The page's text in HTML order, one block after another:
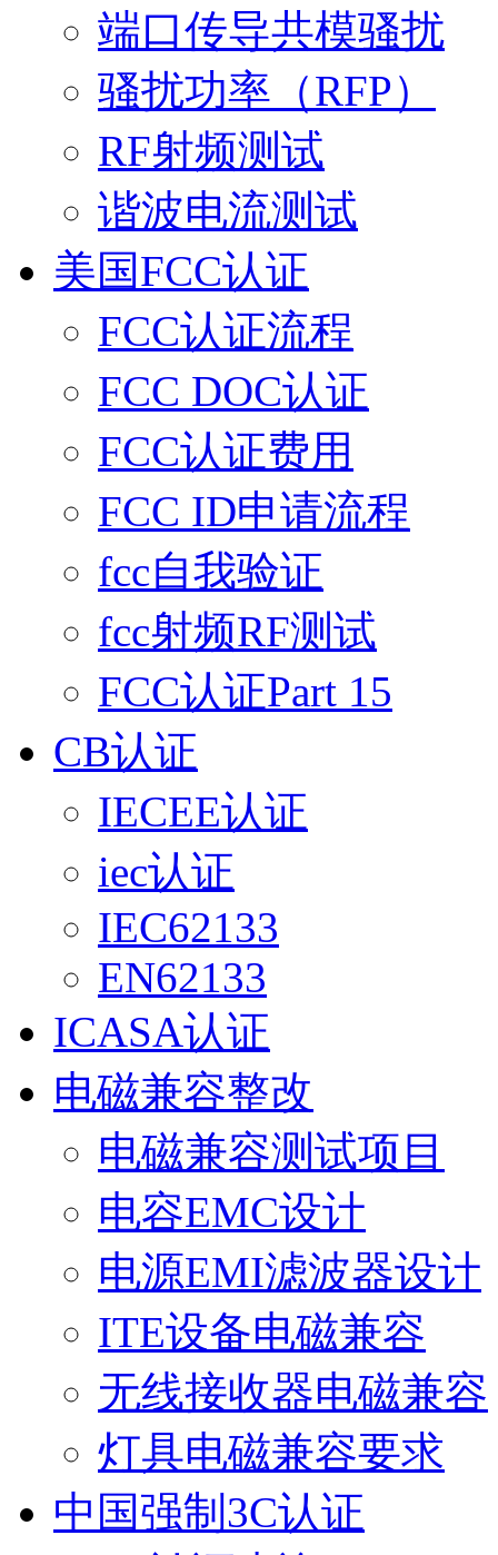
端口传导共模骚扰
骚扰功率（RFP）
RF射频测试
谐波电流测试
美国FCC认证
FCC认证流程
FCC DOC认证
FCC认证费用
FCC ID申请流程
fcc自我验证
fcc射频RF测试
FCC认证Part 15
CB认证
IECEE认证
iec认证
IEC62133
EN62133
ICASA认证
电磁兼容整改
电磁兼容测试项目
电容EMC设计
电源EMI滤波器设计
ITE设备电磁兼容
无线接收器电磁兼容
灯具电磁兼容要求
中国强制3C认证